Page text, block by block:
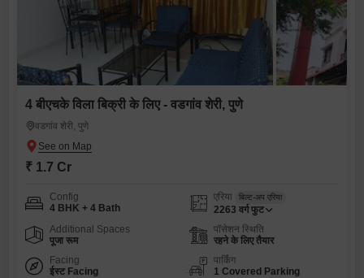
4 बीएचके विला बिक्री के लिए - वडगांव शेरी, पुणे
वडगांव शेरी, पुणे
₹ 1.7 Cr
Config
4 BHK + 4 Bath
एरिया बिल्ट-अप एरिया
2263 वर्ग फुट
Additional Spaces
पूजा रूम
पॉसेशन स्थिति
रहने के लिए तैयार
Facing
ईस्ट Facing
पार्किंग
1 Covered Parking